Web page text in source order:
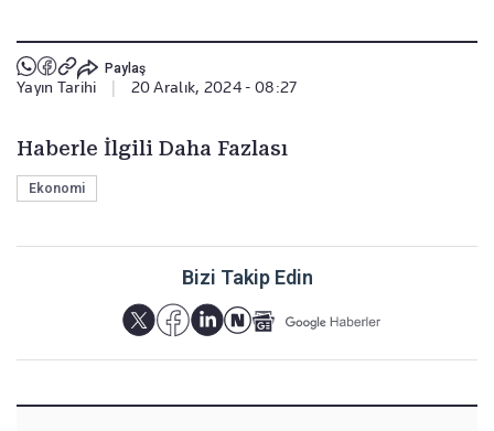
Paylaş
Yayın Tarihi 20 Aralık, 2024 - 08:27
Haberle İlgili Daha Fazlası
Ekonomi
Bizi Takip Edin